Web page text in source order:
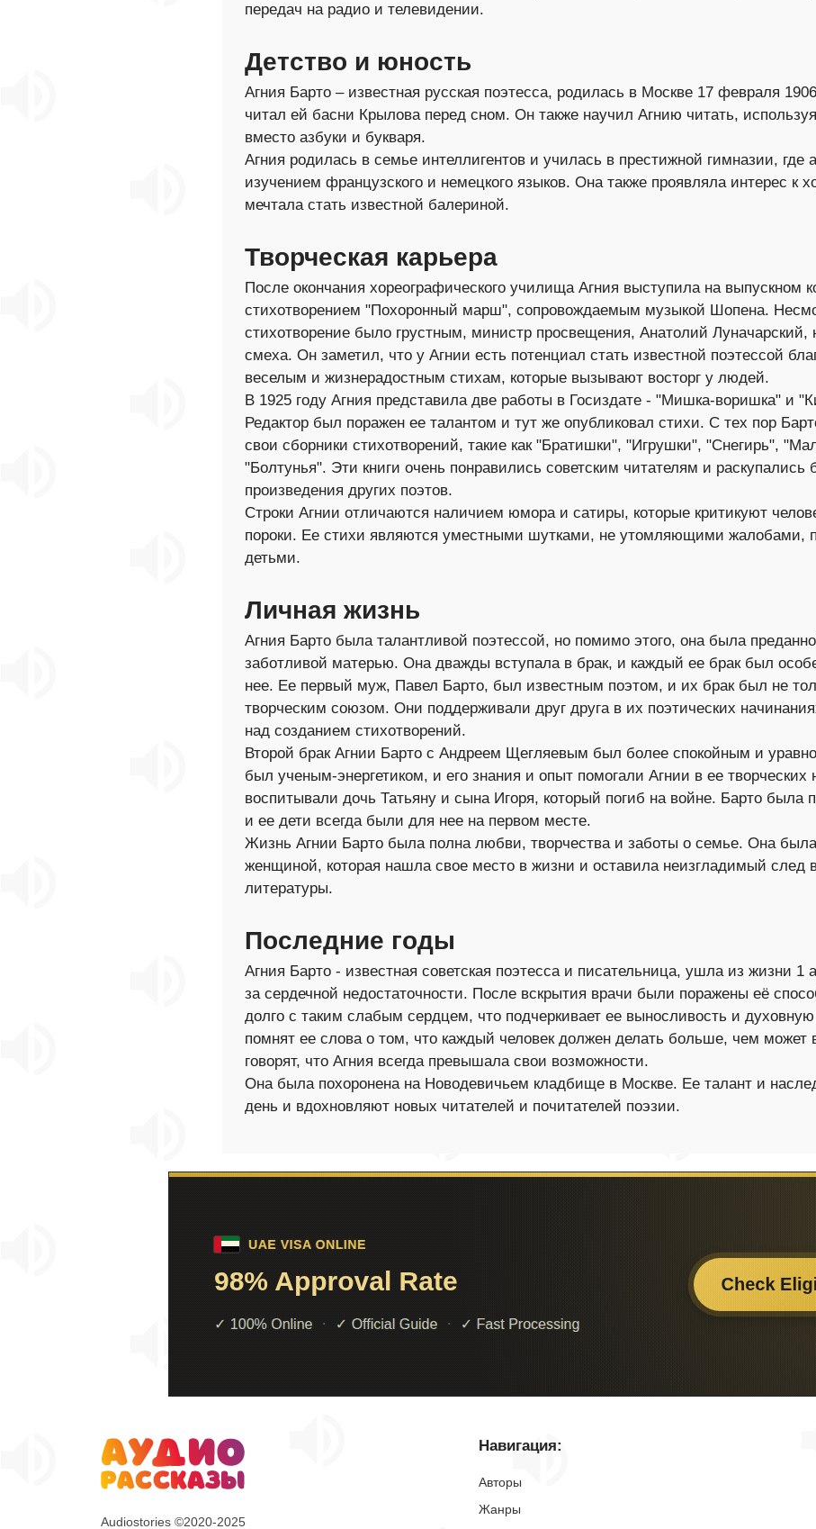
передач на радио и телевидении.
Детство и юность
Агния Барто – известная русская поэтесса, родилась в Москве 17 февраля
читал ей басни Крылова перед сном. Он также научил Агнию читать, используя
вместо азбуки и букваря.
Агния родилась в семье интеллигентов и училась в престижной гимназии, где
изучением французского и немецкого языков. Она также проявляла интерес к
мечтала стать известной балериной.
Творческая карьера
После окончания хореографического училища Агния выступила на выпускном
стихотворением "Похоронный марш", сопровождаемым музыкой Шопена.
стихотворение было грустным, министр просвещения, Анатолий Луначарский,
смеха. Он заметил, что у Агнии есть потенциал стать известной поэтессой
веселым и жизнерадостным стихам, которые вызывают восторг у людей.
В 1925 году Агния представила две работы в Госиздате - "Мишка-воришка" и
Редактор был поражен ее талантом и тут же опубликовал стихи. С тех пор
свои сборники стихотворений, такие как "Братишки", "Игрушки", "Снегирь",
"Болтунья". Эти книги очень понравились советским читателям и раскупались
произведения других поэтов.
Строки Агнии отличаются наличием юмора и сатиры, которые критикуют
пороки. Ее стихи являются уместными шутками, не утомляющими жалобами,
детьми.
Личная жизнь
Агния Барто была талантливой поэтессой, но помимо этого, она была
заботливой матерью. Она дважды вступала в брак, и каждый ее брак был
нее. Ее первый муж, Павел Барто, был известным поэтом, и их брак был не
творческим союзом. Они поддерживали друг друга в их поэтических
над созданием стихотворений.
Второй брак Агнии Барто с Андреем Щегляевым был более спокойным и
был ученым-энергетиком, и его знания и опыт помогали Агнии в ее творческих
воспитывали дочь Татьяну и сына Игоря, который погиб на войне. Барто была
и ее дети всегда были для нее на первом месте.
Жизнь Агнии Барто была полна любви, творчества и заботы о семье. Она
женщиной, которая нашла свое место в жизни и оставила неизгладимый след
литературы.
Последние годы
Агния Барто - известная советская поэтесса и писательница, ушла из жизни 1
за сердечной недостаточности. После вскрытия врачи были поражены её
долго с таким слабым сердцем, что подчеркивает ее выносливость и
помнят ее слова о том, что каждый человек должен делать больше, чем может
говорят, что Агния всегда превышала свои возможности.
Она была похоронена на Новодевичьем кладбище в Москве. Ее талант и
день и вдохновляют новых читателей и почитателей поэзии.
Audiostories ©2020-2025
Навигация:
Авторы
Жанры